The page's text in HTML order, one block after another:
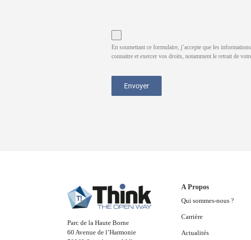
En soumettant ce formulaire, j’accepte que les
connaitre et exercer vos droits, notamment le retrait de
Envoyer
Parc de la Haute Borne
60 Avenue de l’Harmonie
A Propos
Qui sommes-nous ?
Carrière
Actualités